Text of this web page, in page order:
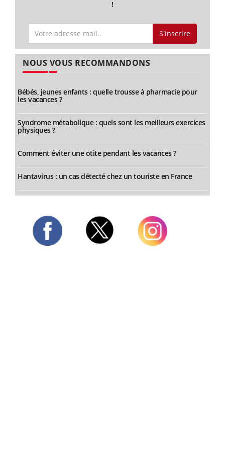
!
S'inscrire
NOUS VOUS RECOMMANDONS
Bébés, jeunes enfants : quelle trousse à pharmacie pour
les vacances ?
Syndrome métabolique : quels sont les meilleurs exercices
physiques ?
Comment éviter une otite pendant les vacances ?
Hantavirus : un cas détecté chez un touriste en France